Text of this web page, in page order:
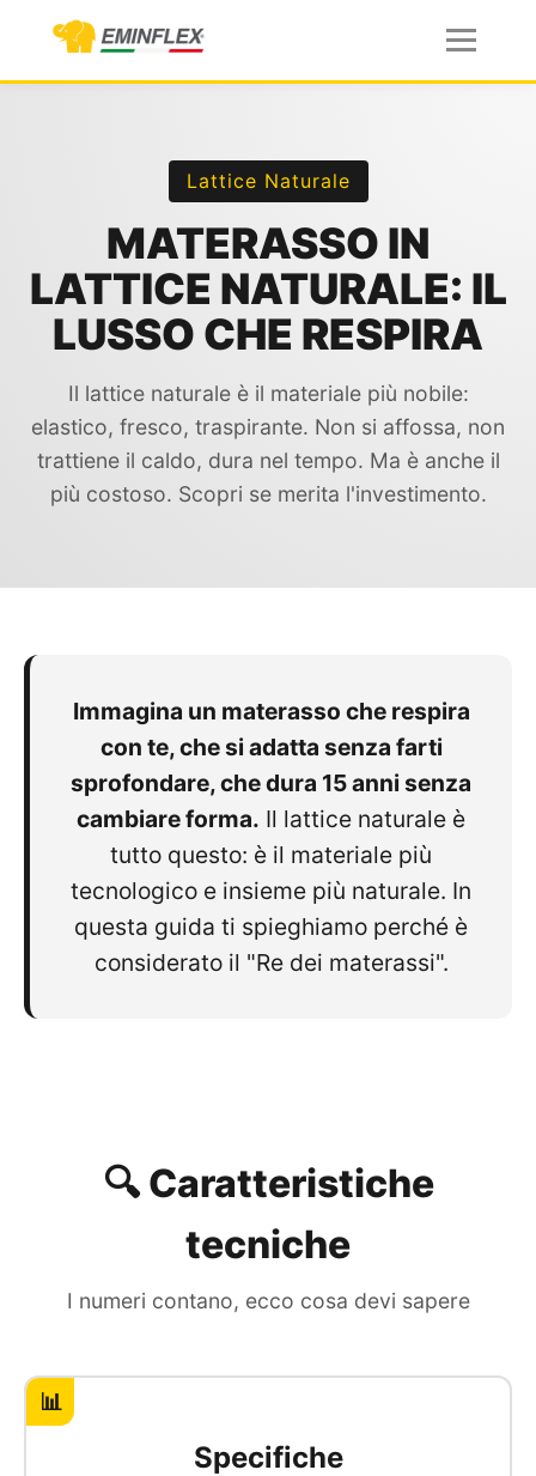
Lattice Naturale
MATERASSO IN
LATTICE NATURALE: IL
LUSSO CHE RESPIRA
Il lattice naturale è il materiale più nobile:
elastico, fresco, traspirante. Non si affossa, non
trattiene il caldo, dura nel tempo. Ma è anche il
più costoso. Scopri se merita l'investimento.
Immagina un materasso che respira
con te, che si adatta senza farti
sprofondare, che dura 15 anni senza
cambiare forma. Il lattice naturale è
tutto questo: è il materiale più
tecnologico e insieme più naturale. In
questa guida ti spieghiamo perché è
considerato il "Re dei materassi".
🔍 Caratteristiche
tecniche
I numeri contano, ecco cosa devi sapere
📊
Specifiche